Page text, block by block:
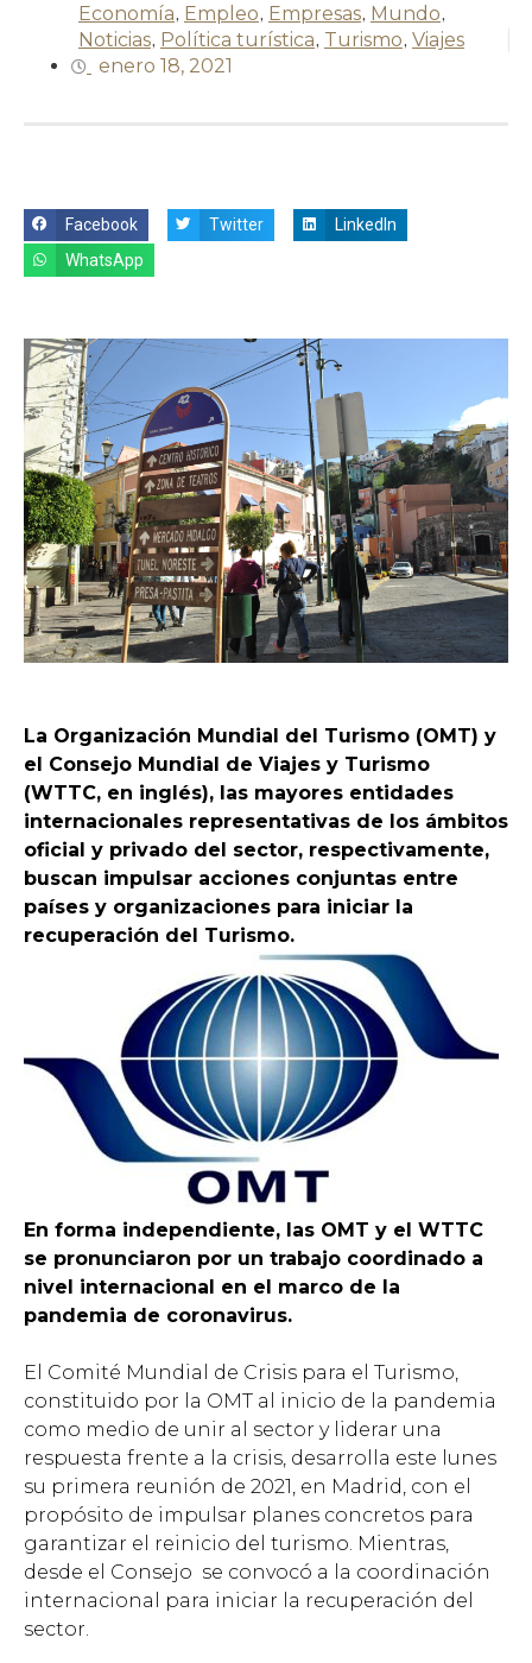
Economía, Empleo, Empresas, Mundo,
Noticias, Política turística, Turismo, Viajes
enero 18, 2021
Facebook Twitter
LinkedIn
WhatsApp
La Organización Mundial del Turismo (OMT) y
el Consejo Mundial de Viajes y Turismo
(WTTC, en inglés), las mayores entidades
internacionales representativas de los ámbitos
oficial y privado del sector, respectivamente,
buscan impulsar acciones conjuntas entre
países y organizaciones para iniciar la
recuperación del Turismo.
En forma independiente, las OMT y el WTTC
se pronunciaron por un trabajo coordinado a
nivel internacional en el marco de la
pandemia de coronavirus.
El Comité Mundial de Crisis para el Turismo,
constituido por la OMT al inicio de la pandemia
como medio de unir al sector y liderar una
respuesta frente a la crisis, desarrolla este lunes
su primera reunión de 2021, en Madrid, con el
propósito de impulsar planes concretos para
garantizar el reinicio del turismo. Mientras,
desde el Consejo se convocó a la coordinación
internacional para iniciar la recuperación del
sector.